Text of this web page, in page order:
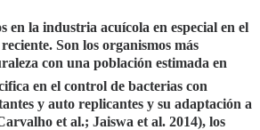
en la industria acuícola en especial en el
Son los organismos más
con una población estimada en
en el control de bacterias con
y auto replicantes y su adaptación a
et al.; Jaiswa et al. 2014), los